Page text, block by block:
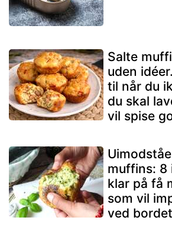
Salte
uden
til når du
du skal
vil spise
muffins: 8
klar på få
som vil
ved bordet